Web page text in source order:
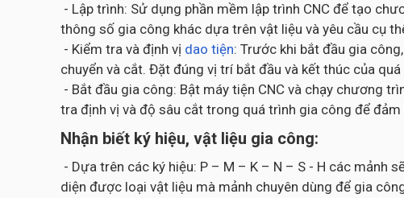
- Lập trình: Sử dụng phần mềm lập trình CNC để tạo
thông số gia công khác dựa trên vật liệu và yêu cầu cụ
- Kiểm tra và định vị dao tiện: Trước khi bắt đầu gia
chuyển và cắt. Đặt đúng vị trí bắt đầu và kết thúc của
- Bắt đầu gia công: Bật máy tiện CNC và chạy chương
tra định vị và độ sâu cắt trong quá trình gia công để
Nhận biết ký hiệu, vật liệu gia công:
- Dựa trên các ký hiệu: P – M – K – N – S - H các mảnh
diện được loại vật liệu mà mảnh chuyên dùng để gia